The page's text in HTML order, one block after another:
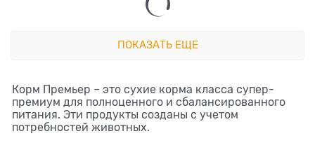
ПОКАЗАТЬ ЕЩЕ
Корм Премьер – это сухие корма класса супер-
премиум для полноценного и сбалансированного
питания. Эти продукты созданы с учетом
потребностей животных.